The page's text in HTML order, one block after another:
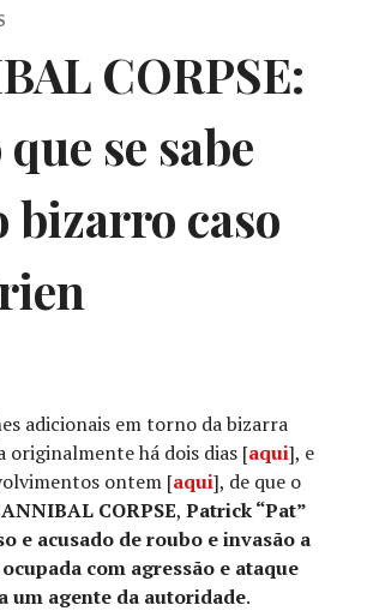
CORPSE:
se sabe
bizarro caso
adicionais em torno da bizarra
originalmente há dois dias [aqui], e
ontem [aqui], de que o
CORPSE,Patrick “Pat”
e acusado de roubo e invasão a
com agressão e ataque
um agente da autoridade.